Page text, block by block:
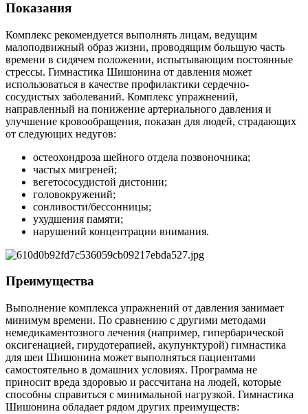
Показания
Комплекс рекомендуется выполнять лицам, ведущим
малоподвижный образ жизни, проводящим большую часть
времени в сидячем положении, испытывающим постоянные
стрессы. Гимнастика Шишонина от давления может
использоваться в качестве профилактики сердечно-
сосудистых заболеваний. Комплекс упражнений,
направленный на понижение артериального давления и
улучшение кровообращения, показан для людей, страдающих
от следующих недугов:
остеохондроза шейного отдела позвоночника;
частых мигреней;
вегетососудистой дистонии;
головокружений;
сонливости/бессонницы;
ухудшения памяти;
нарушений концентрации внимания.
Преимущества
Выполнение комплекса упражнений от давления занимает
минимум времени. По сравнению с другими методами
немедикаментозного лечения (например, гипербарической
оксигенацией, гирудотерапией, акупунктурой) гимнастика
для шеи Шишонина может выполняться пациентами
самостоятельно в домашних условиях. Программа не
приносит вреда здоровью и рассчитана на людей, которые
способны справиться с минимальной нагрузкой. Гимнастика
Шишонина обладает рядом других преимуществ: